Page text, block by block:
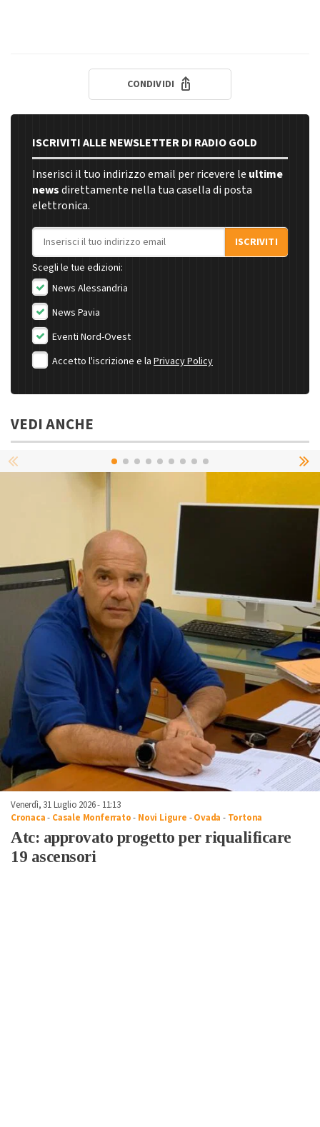
CONDIVIDI
ISCRIVITI ALLE NEWSLETTER DI RADIO GOLD
Inserisci il tuo indirizzo email per ricevere le ultime
newsdirettamente nella tua casella di posta
elettronica.
Indirizzo email
ISCRIVITI
Scegli le tue edizioni:
News Alessandria
News Pavia
Eventi Nord-Ovest
Accetto l'iscrizione e la Privacy Policy
VEDI ANCHE
Venerdì, 31 Luglio 2026 - 11:13
Cronaca- Casale Monferrato- Novi Ligure -Ovada - Tortona
Atc: approvato progetto per riqualificare
19 ascensori